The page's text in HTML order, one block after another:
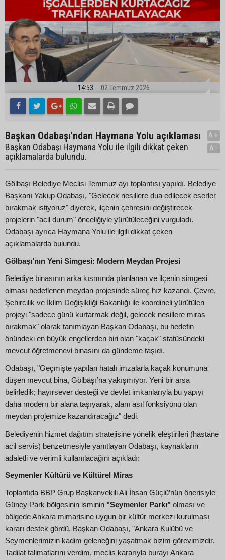
14:53 02 Temmuz 2026
Başkan Odabaşı'ndan Haymana Yolu açıklaması
Başkan Odabaşı Haymana Yolu ile ilgili dikkat çeken
açıklamalarda bulundu.
A+
A-
Gölbaşı Belediye Meclisi Temmuz ayı toplantısı yapıldı. Belediye
Başkanı Yakup Odabaşı, "Gelecek nesillere dua edilecek eserler
bırakmak istiyoruz" diyerek, ilçenin çehresini değiştirecek
projelerin "acil durum" önceliğiyle yürütüleceğini vurguladı.
Odabaşı ayrıca Haymana Yolu ile ilgili dikkat çeken
açıklamalarda bulundu.
Gölbaşı’nın Yeni Simgesi: Modern Meydan Projesi
Belediye binasının arka kısmında planlanan ve ilçenin simgesi
olması hedeflenen meydan projesinde süreç hız kazandı. Çevre,
Şehircilik ve İklim Değişikliği Bakanlığı ile koordineli yürütülen
projeyi "sadece günü kurtarmak değil, gelecek nesillere miras
bırakmak" olarak tanımlayan Başkan Odabaşı, bu hedefin
önündeki en büyük engellerden biri olan "kaçak" statüsündeki
mevcut öğretmenevi binasını da gündeme taşıdı.
Odabaşı, "Geçmişte yapılan hatalı imzalarla kaçak konumuna
düşen mevcut bina, Gölbaşı’na yakışmıyor. Yeni bir arsa
belirledik; hayırsever desteği ve devlet imkanlarıyla bu yapıyı
daha modern bir alana taşıyarak, alanı asıl fonksiyonu olan
meydan projemize kazandıracağız" dedi.
Belediyenin hizmet dağıtım stratejisine yönelik eleştirileri (hastane
acil servis) benzetmesiyle yanıtlayan Odabaşı, kaynakların
adaletli ve verimli kullanılacağını açıkladı:
Seymenler Kültürü ve Kültürel Miras
Toplantıda BBP Grup Başkanvekili Ali İhsan Güçlü’nün önerisiyle
Güney Park bölgesinin isminin "Seymenler Parkı" olması ve
bölgede Ankara mimarisine uygun bir kültür merkezi kurulması
kararı destek gördü. Başkan Odabaşı, "Ankara Kulübü ve
Seymenlerimizin kadim geleneğini yaşatmak bizim görevimizdir.
Tadilat talimatlarını verdim, meclis kararıyla burayı Ankara